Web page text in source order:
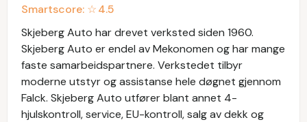
Smartscore: ☆4.5
Skjeberg Auto har drevet verksted siden 1960.
Skjeberg Auto er endel av Mekonomen og har mange
faste samarbeidspartnere. Verkstedet tilbyr
moderne utstyr og assistanse hele døgnet gjennom
Falck. Skjeberg Auto utfører blant annet 4-
hjulskontroll, service, EU-kontroll, salg av dekk og